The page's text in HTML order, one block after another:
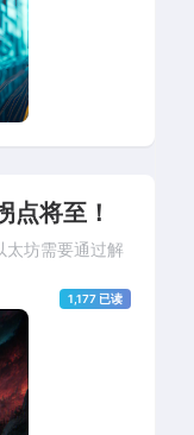
点将至！
坊需要通过解
1,177 已读